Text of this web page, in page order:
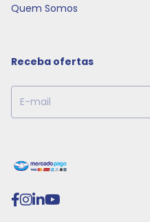
Quem Somos
Receba ofertas